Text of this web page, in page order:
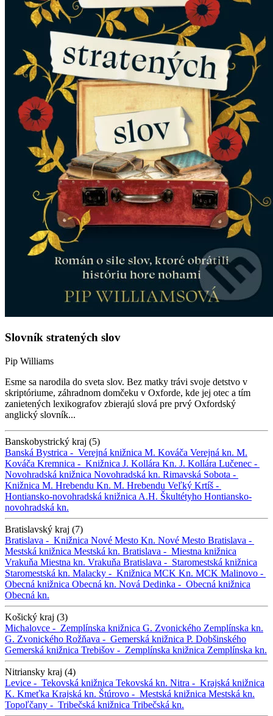
Slovník stratených slov
Pip Williams
Esme sa narodila do sveta slov. Bez matky trávi svoje detstvo v
skriptóriume, záhradnom domčeku v Oxforde, kde jej otec a tím
zanietených lexikografov zbierajú slová pre prvý Oxfordský
anglický slovník...
Banskobystrický kraj (5)
Banská Bystrica - Verejná knižnica M. Kováča Verejná kn. M.
Kováča Kremnica - Knižnica J. Kollára Kn. J. Kollára Lučenec -
Novohradská knižnica Novohradská kn. Rimavská Sobota -
Knižnica M. Hrebendu Kn. M. Hrebendu Veľký Krtíš -
Hontiansko-novohradská knižnica A.H. Škultétyho Hontiansko-
novohradská kn.
Bratislavský kraj (7)
Bratislava - Knižnica Nové Mesto Kn. Nové Mesto Bratislava -
Mestská knižnica Mestská kn. Bratislava - Miestna knižnica
Vrakuňa Miestna kn. Vrakuňa Bratislava - Staromestská knižnica
Staromestská kn. Malacky - Knižnica MCK Kn. MCK Malinovo -
Obecná knižnica Obecná kn. Nová Dedinka - Obecná knižnica
Obecná kn.
Košický kraj (3)
Michalovce - Zemplínska knižnica G. Zvonického Zemplínska kn.
G. Zvonického Rožňava - Gemerská knižnica P. Dobšinského
Gemerská knižnica Trebišov - Zemplínska knižnica Zemplínska kn.
Nitriansky kraj (4)
Levice - Tekovská knižnica Tekovská kn. Nitra - Krajská knižnica
K. Kmeťka Krajská kn. Štúrovo - Mestská knižnica Mestská kn.
Topoľčany - Tribečská knižnica Tribečská kn.